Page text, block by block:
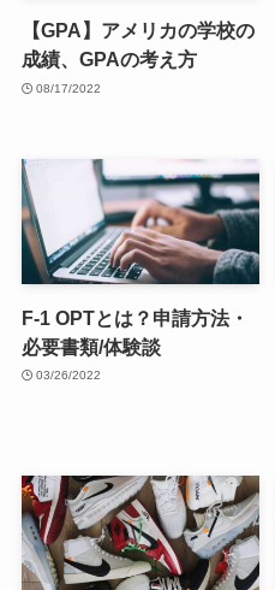
【GPA】アメリカの学校の
成績、GPAの考え方
08/17/2022
F-1 OPTとは？申請方法・
必要書類/体験談
03/26/2022